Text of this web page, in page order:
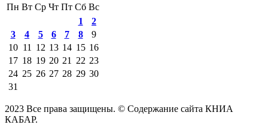
Пн Вт Ср Чт Пт Сб Вс
1
2
3
4 5 6 7 8
9
10 11 12 13 14 15 16
17 18 19 20 21 22 23
24 25 26 27 28 29 30
31
2023 Все права защищены. © Содержание сайта КНИА
КАБАР.